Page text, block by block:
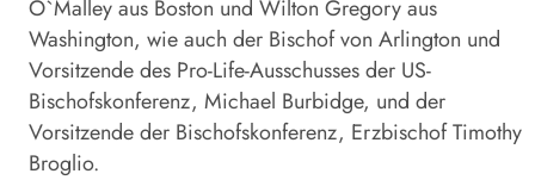
O`Malley aus Boston und Wilton Gregory aus
Washington, wie auch der Bischof von Arlington und
Vorsitzende des Pro-Life-Ausschusses der US-
Bischofskonferenz, Michael Burbidge, und der
Vorsitzende der Bischofskonferenz, Erzbischof Timothy
Broglio.